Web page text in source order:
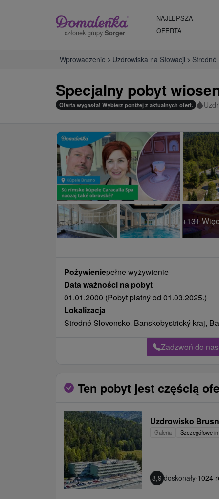
członek grupy Sorger
NAJLEPSZA
OFERTA
Wprowadzenie Uzdrowiska na Słowacji Stredné
Specjalny pobyt
Oferta wygasła! Wybierz poniżej z aktualnych ofert.
Pożywieniepełne wyżywienie
Data ważności na pobyt
01.01.2000 (Pobyt platný od 01.03.2025.)
Lokalizacja
Stredné Slovensko, Banskobystrický kraj,
Zadzwoń do
Ten pobyt jest częścią
Uzdrowisko
Galeria Szczegółowe
8,9 doskonały·1024